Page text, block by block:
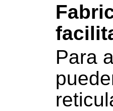
Para